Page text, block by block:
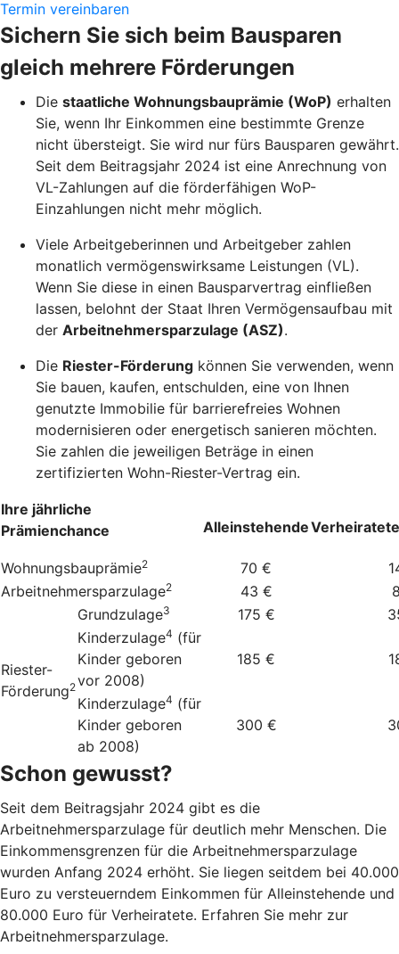
Termin vereinbaren
Sichern Sie sich beim Bausparen
gleich mehrere Förderungen
Die staatliche Wohnungsbauprämie (WoP) erhalten
Sie, wenn Ihr Einkommen eine bestimmte Grenze
nicht übersteigt. Sie wird nur fürs Bausparen gewährt.
Seit dem Beitragsjahr 2024 ist eine Anrechnung von
VL-Zahlungen auf die förderfähigen WoP-
Einzahlungen nicht mehr möglich.
Viele Arbeitgeberinnen und Arbeitgeber zahlen
monatlich vermögenswirksame Leistungen (VL).
Wenn Sie diese in einen Bausparvertrag einfließen
lassen, belohnt der Staat Ihren Vermögensaufbau mit
der Arbeitnehmersparzulage (ASZ).
Die Riester-Förderung können Sie verwenden, wenn
Sie bauen, kaufen, entschulden, eine von Ihnen
genutzte Immobilie für barrierefreies Wohnen
modernisieren oder energetisch sanieren möchten.
Sie zahlen die jeweiligen Beträge in einen
zertifizierten Wohn-Riester-Vertrag ein.
Ihre jährliche
Prämienchance
Alleinstehende
Wohnungsbauprämie2 70 €
Arbeitnehmersparzulage2 43 €
Riester-
Förderung2
Grundzulage3 175 €
Kinderzulage4 (für
Kinder geboren
vor 2008)
185 €
Kinderzulage4 (für
Kinder geboren
ab 2008)
300 €
Schon gewusst?
Seit dem Beitragsjahr 2024 gibt es die
Arbeitnehmersparzulage für deutlich mehr Menschen. Die
Einkommensgrenzen für die Arbeitnehmersparzulage
wurden Anfang 2024 erhöht. Sie liegen seitdem bei 40.000
Euro zu versteuerndem Einkommen für Alleinstehende und
80.000 Euro für Verheiratete. Erfahren Sie mehr zur
Arbeitnehmersparzulage.